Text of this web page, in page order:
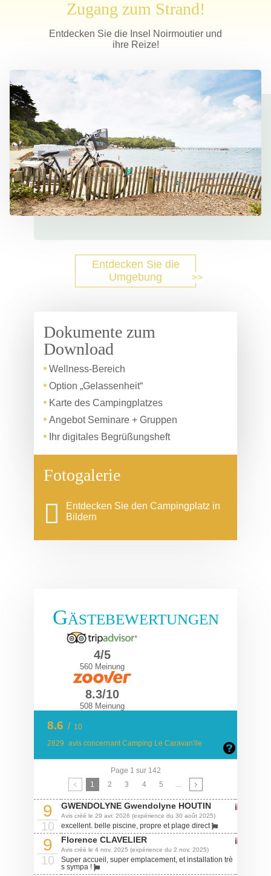
Zugang zum Strand!
Entdecken Sie die Insel Noirmoutier und
ihre Reize!
Entdecken Sie die
Umgebung
Dokumente zum
Download
Wellness-Bereich
Option „Gelassenheit“
Karte des Campingplatzes
Angebot Seminare + Gruppen
Ihr digitales Begrüßungsheft
Fotogalerie
Entdecken Sie den Campingplatz in
Bildern
Gästebewertungen
4/5
560 Meinung
8.3/10
508 Meinung
8.6 / 10
2829 avis concernant Camping Le Caravan'ile
Page 1 sur 142
1
2 3 4 5 ...
9
10
GWENDOLYNE Gwendolyne HOUTIN
Avis créé le 29 avr. 2026 (expérience du 30 août 2025)
excellent. belle piscine, propre et plage direct
9
10
Florence CLAVELIER
Avis créé le 4 nov. 2025 (expérience du 2 nov. 2025)
Super accueil, super emplacement, et installation trè
s sympa !